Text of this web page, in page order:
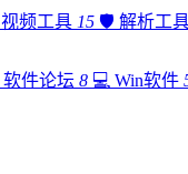
视频工具 15 🛡️ 解析工
软件论坛 8 💻 Win软件